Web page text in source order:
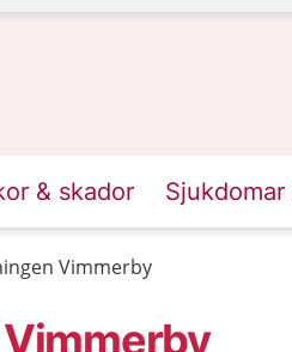
& skador
Vimmerby